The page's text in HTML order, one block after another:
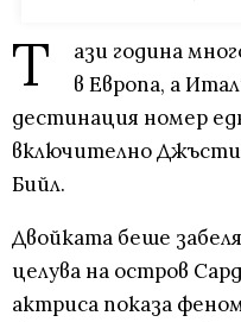
Т
ази година
в Европа, а
дестинация номер
включително
Бийл.
Двойката беше
целува на остров
актриса показа